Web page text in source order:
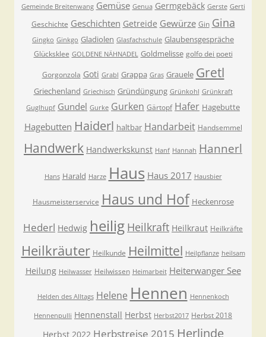
Gemeinde Breitenwang Gemüse Genua Germgebäck Gerste Gerti
Geschichte Geschichten Getreide Gewürze Gin Gina
Gingko Ginkgo Gladiolen Glasfachschule Glaubensgespräche
Glücksklee GOLDENE NÄHNADEL Goldmelisse golfo dei poeti
Gorgonzola Goti Grabl Grappa Gras Grauele Gretl
Griechenland Griechisch Gründüngung Grünkohl Grünkraft
Guglhupf Gundel Gurke Gurken Gärtopf Hafer Hagebutte
Hagebutten Haiderl haltbar Handarbeit Handsemmel
Handwerk Handwerkskunst Hanf Hannah Hannerl
Hans Harald Harze Haus Haus 2017 Hausbier
Hausmeisterservice Haus und Hof Heckenrose
Hederl Hedwig heilig Heilkraft Heilkraut Heilkräfte
Heilkräuter Heilkunde Heilmittel Heilpflanze heilsam
Heilung Heilwasser Heilwissen Heimarbeit Heiterwanger See
Helden des Alltags Helene Hennen Hennenkoch
Hennenpulli Hennenstall Herbst Herbst2017 Herbst 2018
Herbst 2022 Herbstreise 2015 Herlinde